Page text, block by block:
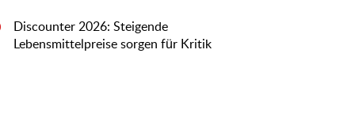
Discounter 2026: Steigende
Lebensmittelpreise sorgen für Kritik